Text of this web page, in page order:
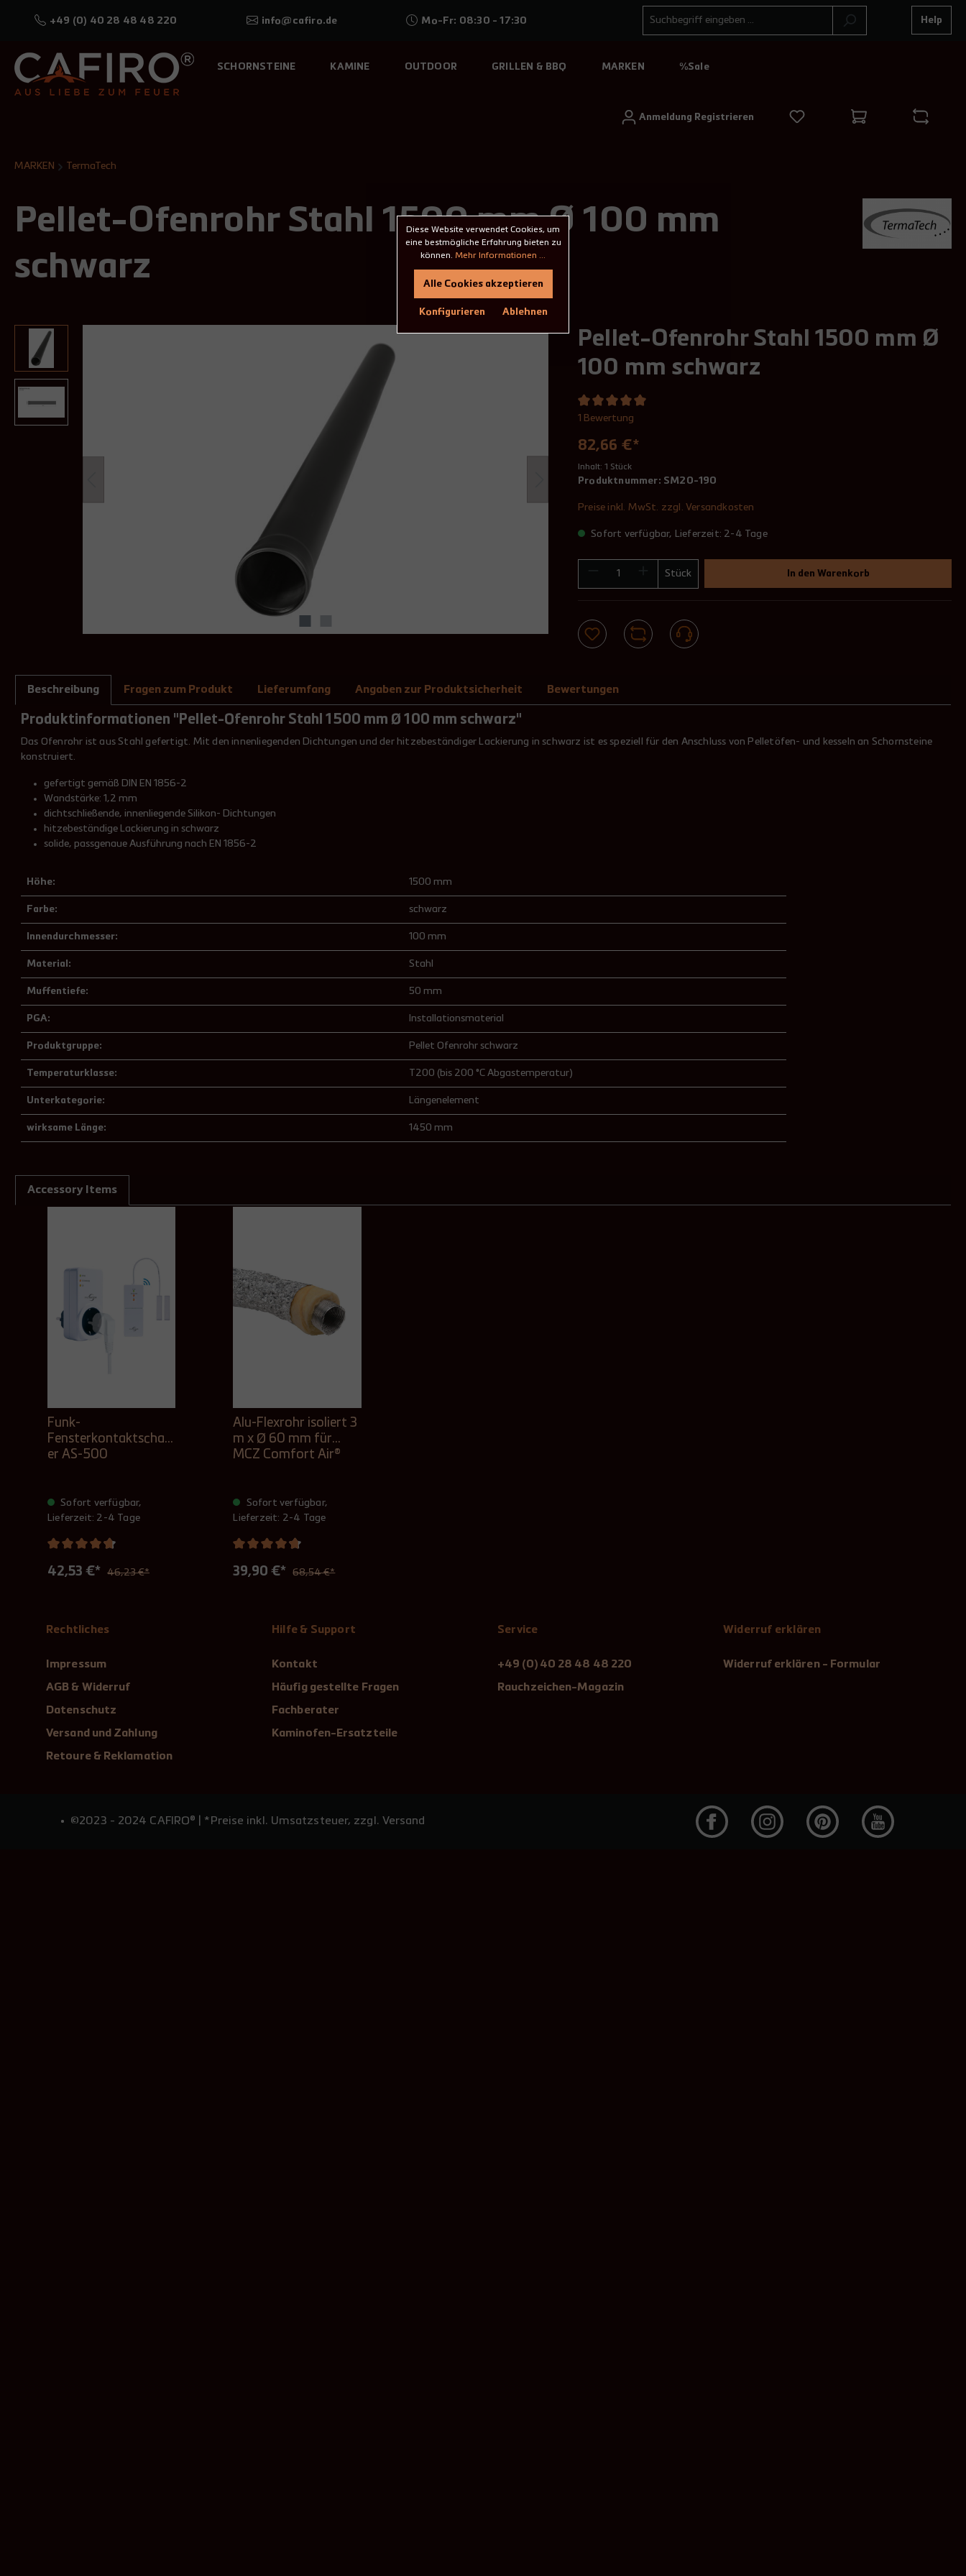
+49 (0) 40 28 48 48 220 info@cafiro.de Mo-Fr: 08:30 - 17:30 Help
SCHORNSTEINE KAMINE OUTDOOR GRILLEN & BBQ MARKEN %Sale
Anmeldung Registrieren
MARKEN TermaTech
Pellet-Ofenrohr Stahl 1500 mm Ø 100 mm
schwarz
Pellet-Ofenrohr Stahl 1500 mm Ø
100 mm schwarz
1 Bewertung
82,66 €*
Inhalt: 1 Stück
Produktnummer: SM20-190
Preise inkl. MwSt. zzgl. Versandkosten
Sofort verfügbar, Lieferzeit: 2-4 Tage
Stück In den Warenkorb
Beschreibung Fragen zum Produkt Lieferumfang Angaben zur Produktsicherheit Bewertungen
Produktinformationen "Pellet-Ofenrohr Stahl 1500 mm Ø 100 mm schwarz"
Das Ofenrohr ist aus Stahl gefertigt. Mit den innenliegenden Dichtungen und der hitzebeständiger Lackierung in schwarz ist es speziell für den Anschluss von Pelletöfen- und kesseln an Schornsteine
konstruiert.
gefertigt gemäß DIN EN 1856-2
Wandstärke: 1,2 mm
dichtschließende, innenliegende Silikon- Dichtungen
hitzebeständige Lackierung in schwarz
solide, passgenaue Ausführung nach EN 1856-2
Höhe: 1500 mm
Farbe: schwarz
Innendurchmesser: 100 mm
Material: Stahl
Muffentiefe: 50 mm
PGA: Installationsmaterial
Produktgruppe: Pellet Ofenrohr schwarz
Temperaturklasse: T200 (bis 200 °C Abgastemperatur)
Unterkategorie: Längenelement
wirksame Länge: 1450 mm
Accessory Items
Funk-
Fensterkontaktschalt
er AS-500
Sofort verfügbar,
Lieferzeit: 2-4 Tage
42,53 €* 46,23 €*
Alu-Flexrohr isoliert 3
m x Ø 60 mm für
MCZ Comfort Air®
Sofort verfügbar,
Lieferzeit: 2-4 Tage
39,90 €* 68,54 €*
Rechtliches
Impressum
AGB & Widerruf
Datenschutz
Versand und Zahlung
Retoure & Reklamation
Hilfe & Support
Kontakt
Häufig gestellte Fragen
Fachberater
Kaminofen-Ersatzteile
Service
+49 (0) 40 28 48 48 220
Rauchzeichen-Magazin
Widerruf erklären
Widerruf erklären - Formular
©2023 - 2024 CAFIRO® | *Preise inkl. Umsatzsteuer, zzgl. Versand
Diese Website verwendet Cookies, um
eine bestmögliche Erfahrung bieten zu
können. Mehr Informationen ...
Ablehnen
Konfigurieren
Alle Cookies akzeptieren